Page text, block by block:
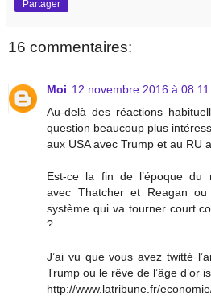
Partager
16 commentaires:
Moi 12 novembre 2016 à 08:11
Au-delà des réactions
question beaucoup plus
aux USA avec Trump et au RU
Est-ce la fin de l’époque du
avec Thatcher et Reagan
système qui va tourner court
?
J’ai vu que vous avez twitté
Trump ou le rêve de l’âge d’or
http://www.latribune.fr/